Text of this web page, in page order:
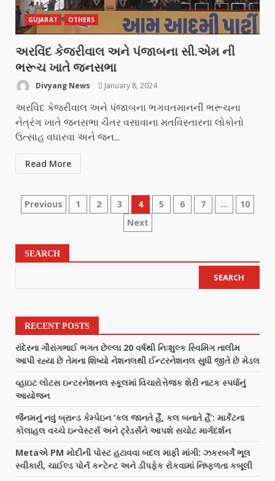
GUJARAT OTHERS
અરવિંદ કેજરીવાલ અને પંજાબના સી.એમ ની
ભરૂચ ખાતે જનસભા
Divyang News January 8, 2024
અરવિંદ કેજરીવાલ અને પંજાબના ભગવતમાનની ભરૂચના
નેત્રંગ ખાતે જનસભા ચૈતર વસાવાના મતવિસ્તારના લોકોનો
ઉત્સાહ વધારવા અને જન...
Read More
Previous 1 2 3 4 5 6 7 …
10
Next
SEARCH
SEARCH
RECENT POSTS
રાંદેરના ગૌરાંગભાઈ ભગત છેલ્લા 20 વર્ષથી નિઃશુલ્ક સ્વિમિંગ તાલીમ
આપી રહ્યા છે તેમના શિષ્યો નેશનલથી ઈન્ટરનેશનલ સુધી જીતે છે મેડલ
વ્હાઇટ લોટસ ઇન્ટરનેશનલ સ્કૂલમાં વિચારોત્તેજક શેરી નાટક સ્પર્ધાનું
આયોજન
જૈનમનું નવું બ્રાન્ડ કેમ્પેઇન ‘કલ જાનતે હૈં, કલ બનાતે હૈં’: માર્કેટના
કોલાહલ વચ્ચે ઇન્વેસ્ટર્સ અને ટ્રેડર્સને આપશે સચોટ માર્ગદર્શન
Metaએ PM મોદીની પોસ્ટ હટાવવા બદલ માફી માંગી: ઝકરબર્ગે ભૂલ
સ્વીકારી, ચાઈલ્ડ પોર્ન કન્ટેન્ટ અને ડીપફેક રોકવામાં નિષ્ફળતા કબૂલી